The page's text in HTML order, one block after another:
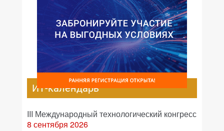
ИТ-календарь
III Международный технологический конгресс
8 сентября 2026